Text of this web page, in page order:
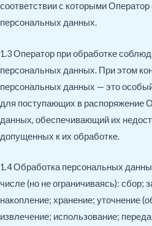
соответствии с которыми
персональных данных.
1.3 Оператор при обработке
персональных данных. При этом
персональных данных — это
для поступающих в распоряжение
данных, обеспечивающий их
допущенных к их обработке.
1.4 Обработка персональных
числе (но не ограничиваясь): сбор;
накопление; хранение; уточнение
извлечение; использование;